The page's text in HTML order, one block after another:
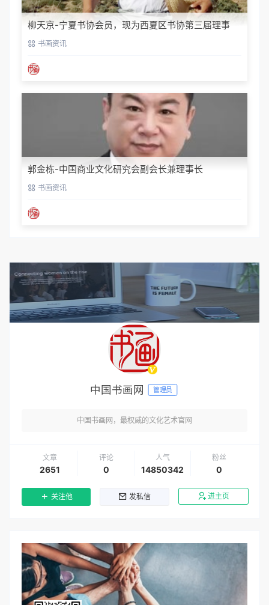
柳天京-宁夏书协会员，现为西夏区书协第三届理事
书画资讯
郭金栋-中国商业文化研究会副会长兼理事长
书画资讯
中国书画网 管理员
中国书画网，最权威的文化艺术官网
文章
2651
评论
0
人气
14850342
粉丝
0
关注他 发私信 进主页